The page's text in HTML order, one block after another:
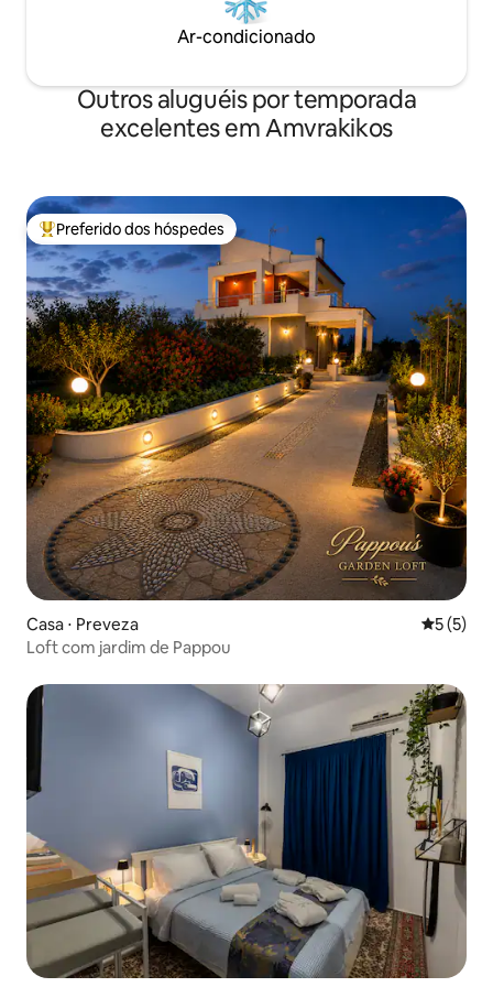
Ar-condicionado
Outros aluguéis por temporada
excelentes em Amvrakikos
Entre os melhores preferidos dos hóspedes
Preferido dos hóspedes
Casa ⋅ Preveza 5 de
5 (5)
Loft com jardim de Pappou